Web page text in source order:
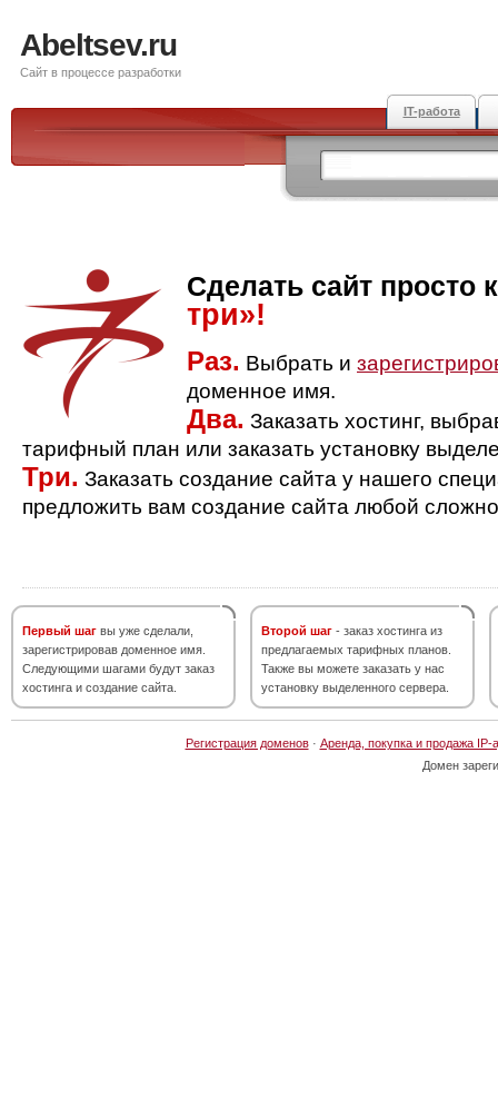
Abeltsev.ru
Сайт в процессе разработки
IT-работа
Сделать сайт просто
три»!
Раз. Выбрать и
доменное имя.
Два. Заказать хостинг,
тарифный план или заказать установку
Три. Заказать создание сайта у нашего
предложить вам создание сайта любой
Первый шаг вы уже сделали,
зарегистрировав доменное имя.
Следующими шагами будут заказ
хостинга и создание сайта.
Второй шаг - заказ хостинга из
предлагаемых тарифных планов.
Также вы можете заказать у нас
установку выделенного сервера.
Регистрация доменов· Аренда, покупка и продажа IP-
Домен